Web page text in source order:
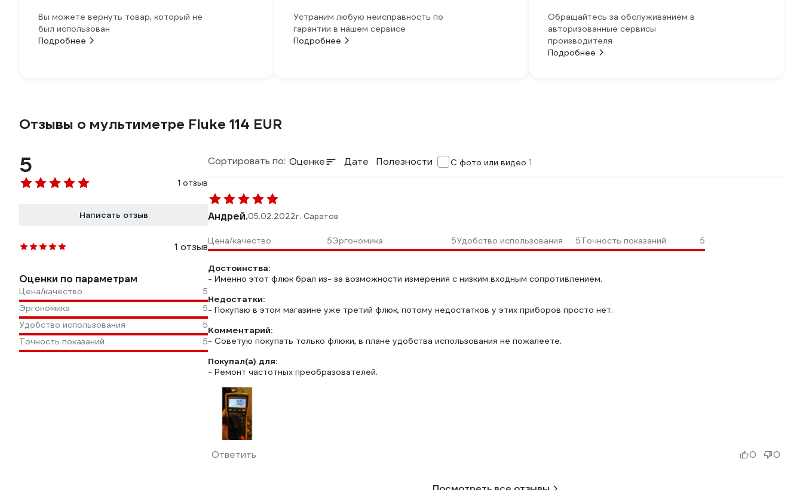
Вы можете вернуть товар, который не
был использован
Подробнее
Устраним любую неисправность по
гарантии в нашем сервисе
Подробнее
Обращайтесь за обслуживанием в
авторизованные сервисы
производителя
Подробнее
Отзывы о мультиметре Fluke 114 EUR
5
1 отзыв
Написать отзыв
1 отзыв
Оценки по параметрам
Цена/качество
5
Эргономика
5
Удобство использования
5
Точность показаний
5
Сортировать по: Оценке Дате Полезности С фото или видео 1
Андрей.05.02.2022г. Саратов
Цена/качество 5Эргономика 5Удобство использования 5Точность показаний 5
Достоинства:
- Именно этот флюк брал из- за возможности измерения с низким входным сопротивлением.
Недостатки:
- Покупаю в этом магазине уже третий флюк, потому недостатков у этих приборов просто нет.
Комментарий:
- Советую покупать только флюки, в плане удобства использования не пожалеете.
Покупал(а) для:
- Ремонт частотных преобразователей.
Ответить 0 0